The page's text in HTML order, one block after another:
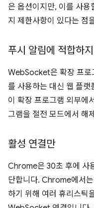
은 옵션이지만, 이를 사
지 제한사항이 있다는 점
푸시 알림에 적합하
WebSocket은 확장 프로
를 사용하는 대신 웹 플
이 확장 프로그램 외부에
그램을 절전 모드에서 해
활성 연결만
Chrome은 30초 후에 사
단합니다. Chrome에서
하기 위해 여러 휴리스틱